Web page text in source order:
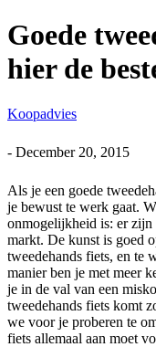
Goede
hier de
Koopadvies
- December 20, 2015
Als je een goede
je bewust te werk gaat.
onmogelijkheid is: er zijn
markt. De kunst is goed
tweedehands fiets, en te
manier ben je met meer
je in de val van een
tweedehands fiets komt
we voor je proberen te
fiets allemaal aan moet